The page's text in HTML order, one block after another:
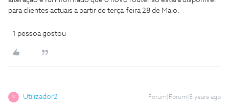
para clientes actuais a partir de terça-feira 28 de Maio.
1 pessoa gostou
U Utilizador2 Forum|Forum|8 years ago